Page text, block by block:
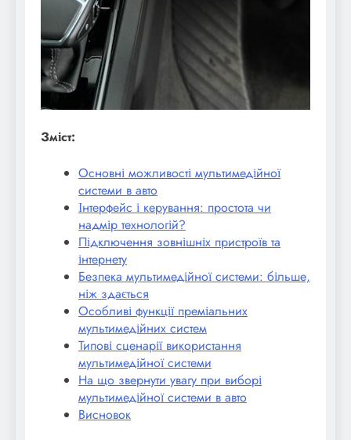
Зміст:
Основні можливості мультимедійної
системи в авто
Інтерфейс і керування: простота чи
надмір технологій?
Підключення зовнішніх пристроїв та
інтернету
Безпека мультимедійної системи: більше,
ніж здається
Особливі функції преміальних
мультимедійних систем
Типові сценарії використання
мультимедійної системи
На що звернути увагу при виборі
мультимедійної системи в авто
Висновок